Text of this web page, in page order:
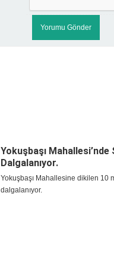
Yokuşbaşı Mahallesi’nde
Dalgalanıyor.
Yokuşbaşı Mahallesine dikilen 10
dalgalanıyor.